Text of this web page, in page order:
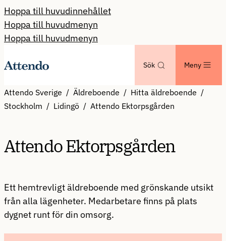
Hoppa till huvudinnehållet
Hoppa till huvudmenyn
Hoppa till huvudmenyn
Sök Meny
Attendo Sverige Äldreboende
Hitta äldreboende
Stockholm
Lidingö Attendo Ektorpsgården
Attendo Ektorpsgården
Ett hemtrevligt äldreboende med grönskande utsikt
från alla lägenheter. Medarbetare finns på plats
dygnet runt för din omsorg.